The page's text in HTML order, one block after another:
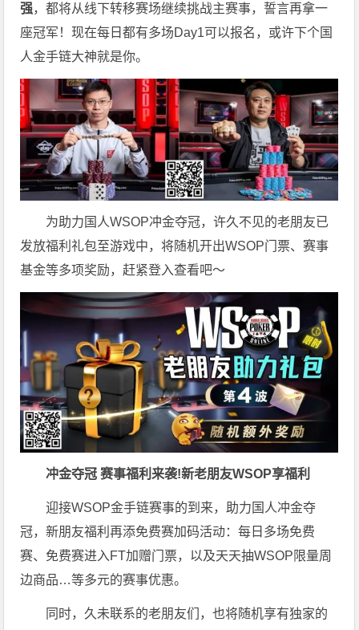
强，都将从线下转移赛场继续挑战主赛事，誓言再拿一
座冠军！现在每日都有多场Day1可以报名，或许下个国
人金手链大神就是你。
为助力国人WSOP冲金夺冠，许久不见的老朋友已
发放福利礼包至游戏中，将随机开出WSOP门票、赛事
基金等多项奖励，赶紧登入查看吧～
冲金夺冠 赛事福利来袭!新老朋友WSOP享福利
迎接WSOP金手链赛事的到来，助力国人冲金夺
冠，新朋友福利再添免费赛加码活动：每日多场免费
赛、免费赛进入FT加赠门票，以及天天抽WSOP限量周
边商品…等多元的赛事优惠。
同时，久未联系的老朋友们，也将随机享有独家的